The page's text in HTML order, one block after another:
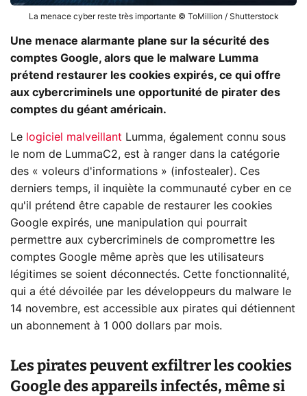
La menace cyber reste très importante © ToMillion / Shutterstock
Une menace alarmante plane sur la sécurité des
comptes Google, alors que le malware Lumma
prétend restaurer les cookies expirés, ce qui offre
aux cybercriminels une opportunité de pirater des
comptes du géant américain.
Le logiciel malveillant Lumma, également connu sous
le nom de LummaC2, est à ranger dans la catégorie
des « voleurs d'informations » (infostealer). Ces
derniers temps, il inquiète la communauté cyber en ce
qu'il prétend être capable de restaurer les cookies
Google expirés, une manipulation qui pourrait
permettre aux cybercriminels de compromettre les
comptes Google même après que les utilisateurs
légitimes se soient déconnectés. Cette fonctionnalité,
qui a été dévoilée par les développeurs du malware le
14 novembre, est accessible aux pirates qui détiennent
un abonnement à 1 000 dollars par mois.
Les pirates peuvent exfiltrer les cookies
Google des appareils infectés, même si